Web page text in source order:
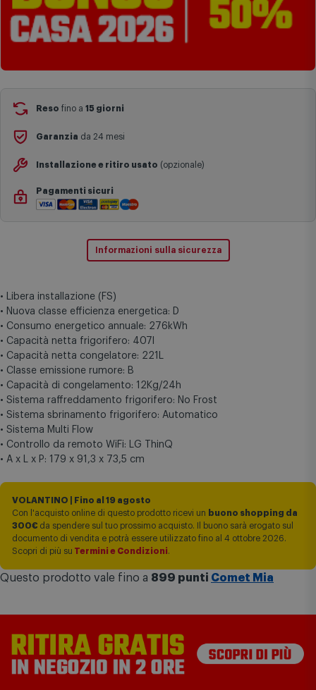
Reso fino a 15 giorni
Garanzia da 24 mesi
Installazione e ritiro usato (opzionale)
Pagamenti sicuri
Informazioni sulla sicurezza
• Libera installazione (FS)
• Nuova classe efficienza energetica: D
• Consumo energetico annuale: 276kWh
• Capacità netta frigorifero: 407l
• Capacità netta congelatore: 221L
• Classe emissione rumore: B
• Capacità di congelamento: 12Kg/24h
• Sistema raffreddamento frigorifero: No Frost
• Sistema sbrinamento frigorifero: Automatico
• Sistema Multi Flow
• Controllo da remoto WiFi: LG ThinQ
• A x L x P: 179 x 91,3 x 73,5 cm
VOLANTINO | Fino al 19 agosto
Con l'acquisto online di questo prodotto ricevi un buono shopping da
300€ da spendere sul tuo prossimo acquisto. Il buono sarà erogato sul
documento di vendita e potrà essere utilizzato fino al 4 ottobre 2026.
Scopri di più su Termini e Condizioni.
Questo prodotto vale fino a 899 punti Comet Mia